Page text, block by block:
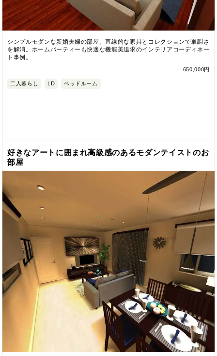
シンプルモダンな新婚夫婦の部屋。直線的な家具とコレクションで単調さ
を解消。ホームパーティーも快適な機能美追求のインテリアコーディネー
ト事例。
650,000円
二人暮らし LD ベッドルーム
好きなアートに囲まれ高級感のあるモダンテイストのお
部屋